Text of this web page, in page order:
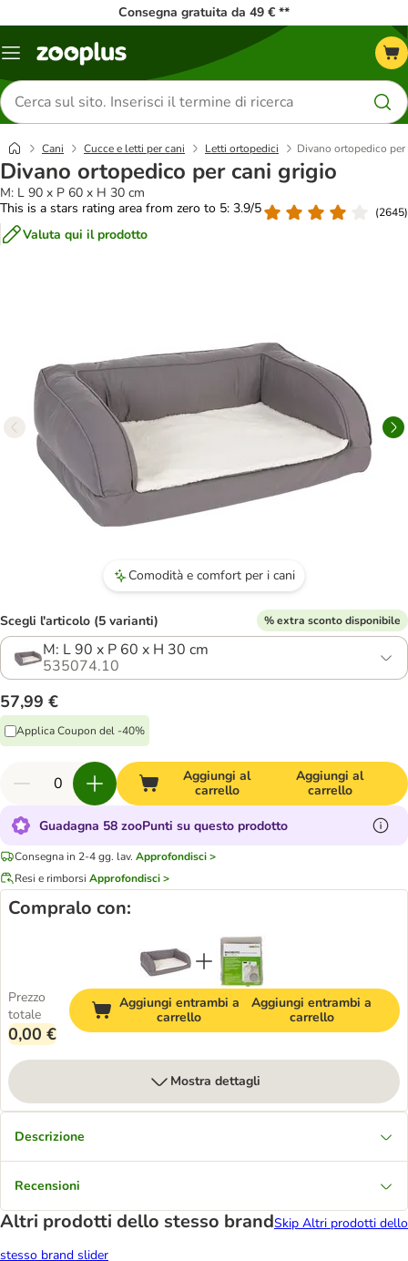
Consegna gratuita da 49 € **
Overview
Cerca
prodotti
Cani Cucce e letti per cani Letti ortopedici Divano ortopedico
Divano ortopedico per cani grigio
M: L 90 x P 60 x H 30 cm
This is a stars rating area from zero to 5: 3.9/5
(2645)
Valuta qui il prodotto
Comodità e comfort per i cani
Scegli l'articolo (5 varianti) % extra sconto disponibile
M: L 90 x P 60 x H 30 cm
535074.10
57,99 €
Applica Coupon del -40%
Aggiungi al
carrello
Aggiungi al
carrello
Guadagna 58 zooPunti su questo prodotto
Consegna in 2-4 gg. lav. Approfondisci >
Resi e rimborsi Approfondisci >
Compralo con:
Prezzo
totale
0,00 €
Aggiungi entrambi a
carrello
Aggiungi entrambi a
carrello
Mostra dettagli
Descrizione
Recensioni
Altri prodotti dello stesso brandSkip Altri prodotti dello
stesso brand slider